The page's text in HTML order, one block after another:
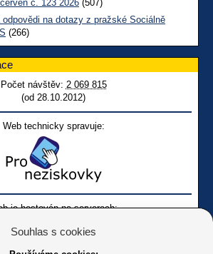
č. 123 2026 (507)
na dotazy z pražské Sociálně
(266)
Počet návštěv: 2 069 815
(od 28.10.2012)
Web technicky spravuje:
je hostován na serverech:
Souhlas s cookies